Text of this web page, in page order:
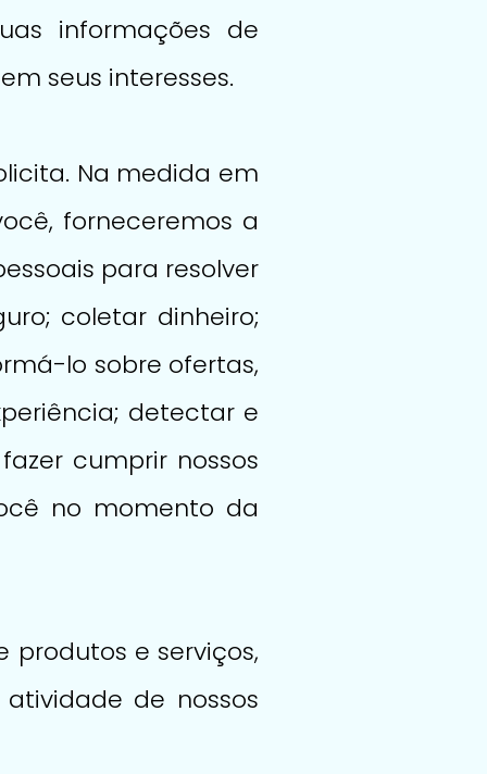
informações de
seus interesses.
Na medida em
forneceremos a
para resolver
coletar dinheiro;
lo sobre ofertas,
detectar e
cumprir nossos
no momento da
produtos e serviços,
de nossos